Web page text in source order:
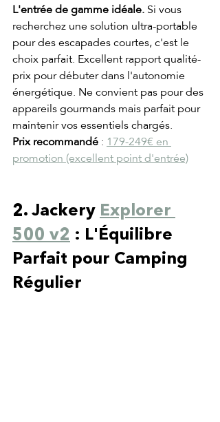
L'entrée de gamme idéale. Si vous
recherchez une solution ultra-portable
pour des escapades courtes, c'est le
choix parfait. Excellent rapport qualité-
prix pour débuter dans l'autonomie
énergétique. Ne convient pas pour des
appareils gourmands mais parfait pour
maintenir vos essentiels chargés.
Prix recommandé : 179-249€ en
promotion (excellent point d'entrée)
2. Jackery Explorer
500 v2 : L'Équilibre
Parfait pour Camping
Régulier